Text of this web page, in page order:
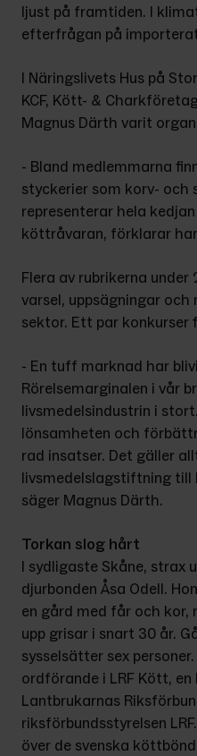
ljust på framtiden. I
efterfrågan på
I Näringslivets Hus på
KCF, Kött- &
Magnus Därth varit
- Bland medlemmarna
styckerier som korv- och
representerar hela
köttråvaran, förklarar
Flera av rubrikerna
varsel, uppsägningar och
sektor. Ett par konkurser
- En tuff marknad har
Rörelsemarginalen i vår
livsmedelsindustrin i
lönsamheten och
rad insatser. Det gäller
livsmedelslagstiftning till
säger Magnus Därth.
Torkan slog hårt
I sydligaste Skåne, strax
djurbonden Åsa Odell.
en gård med får och kor,
upp grisar i snart 30 år.
sysselsätter sex
ordförande i LRF Kött,
Lantbrukarnas
riksförbundsstyrelsen
över de svenska